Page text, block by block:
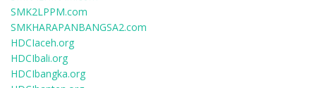
SMK2LPPM.com
SMKHARAPANBANGSA2.com
HDCIaceh.org
HDCIbali.org
HDCIbangka.org